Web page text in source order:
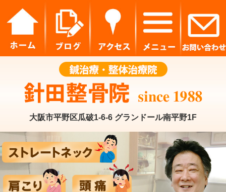
大阪市平野区瓜破1-6-6 グランドール南平野1F